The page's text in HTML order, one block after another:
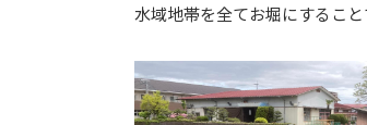
水域地帯を全てお堀にすること